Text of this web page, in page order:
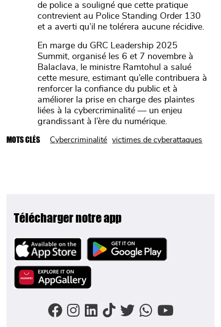
de police a souligné que cette pratique
contrevient au Police Standing Order 130
et a averti qu’il ne tolérera aucune récidive.
En marge du GRC Leadership 2025
Summit, organisé les 6 et 7 novembre à
Balaclava, le ministre Ramtohul a salué
cette mesure, estimant qu’elle contribuera à
renforcer la confiance du public et à
améliorer la prise en charge des plaintes
liées à la cybercriminalité — un enjeu
grandissant à l’ère du numérique.
MOTS CLÉS Cybercriminalité victimes de cyberattaques
Télécharger notre app
Image Image
Image